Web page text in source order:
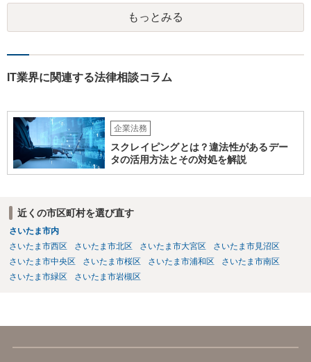
ミングスクールの生徒が開発案件に関わることを事前に把握•承諾して
いるか •準委任契約で要求される受託者の善管注意義務を果たせるか •
開発に関わった生徒がユーザー企業Ｂ社との間でプログラミングスク
ングスクールと生徒との間の契約関係•内容の整備（プログラミング講
や受託業務の遂行として扱われれないか（これらの対価としての給与•
報酬の発生の有無等） •生徒のミス等により発生した損害の責任の所在
（プログラミングスクールが責任を負う範囲、生徒が責任を負うこと
があるのか否か等） •開発案件に関わった生徒がユーザー企業の秘密を
漏洩しないような対策を講じる なお、インターネットを通じたプログ
術の教授」(いわゆるパソコン教室)に該当するか否かについて、消費者
庁及び経済産業省の検討の結果、「パソコンの操作に関する知識や技
術の教授と一体不可分とならない限り、『特定継続的役務』に該当し
ない」ことが明らかにされています。 【参考】インターネットを通じ
「グレーゾーン解消制度」の活用~（経済産業省サイト） https://www.
もっとみる
IT業界に関連する法律相談コラム
企業法務
スクレイピングとは？違法性があるデー
タの活用方法とその対処を解説
近くの市区町村を選び直す
さいたま市内
さいたま市西区
さいたま市北区 さいたま市大宮区
さいたま市見沼区
さいたま市中央区
さいたま市桜区 さいたま市浦和区
さいたま市南区
さいたま市緑区
さいたま市岩槻区